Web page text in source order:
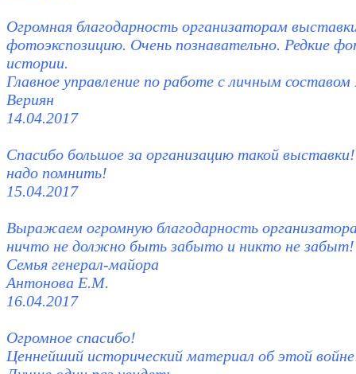
Огромная благодарность организаторам
фотоэкспозицию. Очень познавательно. Редкие
истории.
Главное управление по работе с личным
Вериян
14.04.2017
Спасибо большое за организацию такой
надо помнить!
15.04.2017
Выражаем огромную благодарность
ничто не должно быть забыто и никто не забыт!
Семья генерал-майора
Антонова Е.М.
16.04.2017
Огромное спасибо!
Ценнейший исторический материал об этой